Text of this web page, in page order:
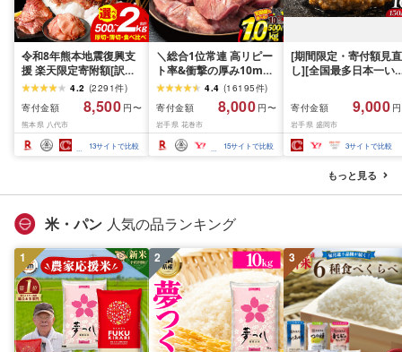
令和8年熊本地震復興支
援 楽天限定寄附額[訳あ
り]牛タン 500g〜2kg 肉
牛肉 訳あり 牛タン 冷凍
小分け 厚切り 薄切り 食
べ比べ 500g 1kg 1.5kg
2kg 牛 人気 ビーフ 牛た
ん ふるさと納税 ランキ
4.2 (2291件)
寄付金額
8,500 円〜
熊本県 八代市
13サイトで比較
＼総合1位常連 高リピー
ト率&衝撃の厚み10mm
厚切り牛タン 塩味/ ≪ス
ピード発送!!10営業日以
内発送≫ 選べる内容量
500g / 1kg 定期便 毎月
届く 牛肉 肉 BBQ ふるさ
と 人気 ランキング 岩手
4.4 (16195件)
寄付金額
8,000 円〜
岩手県 花巻市
15サイトで比較
[期間限定・寄付額見直
し][全国最多日本一い
1.5kg(150g×10個) い
て牛 × 岩中豚 ハンバー
グ 合挽き 合い挽き 黒
和牛 人気 冷凍 個包装
分け 冷凍 牛肉 豚肉 和
ビーフ ポーク はんば
ぐ 挽肉 お肉 ミンチ 肉
お弁当 hannba-gu ラ
寄付金額 9,000
岩手県 盛岡市
3サイトで比較
もっと見る
米・パン 人気の品ランキング
1 2 3